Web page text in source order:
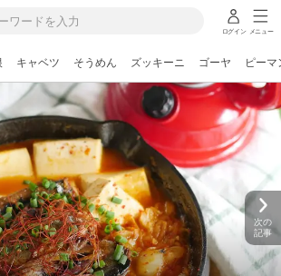
ログイン メニュー
キャベツ そうめん ズッキーニ ゴーヤ ピーマ
次の
記事